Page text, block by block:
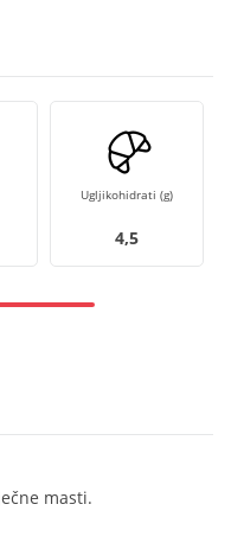
Ugljikohidrati (g)
4,5
masti.